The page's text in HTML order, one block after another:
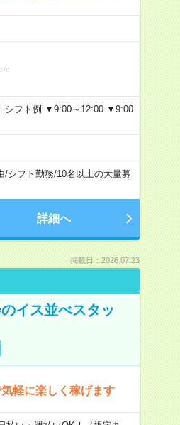
シフト例 ▼9:00～12:00 ▼9:00
/シフト勤務/10名以上の大量募
詳細へ
掲載日：2026.07.23
イス並べスタッ
軽に楽しく稼げます